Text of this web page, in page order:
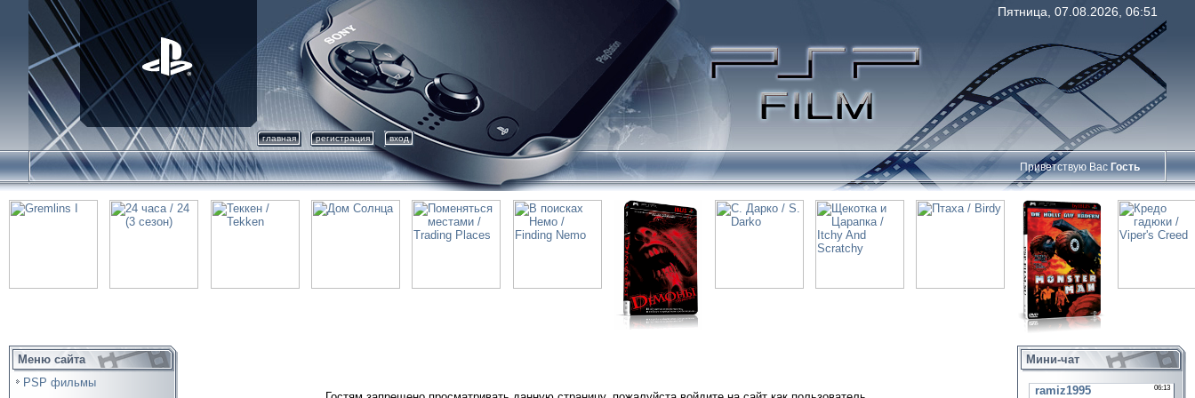
Пятница, 07.08.2026, 06:51
главная регистрация вход
Приветствую Вас Гость
Меню сайта
PSP фильмы
Мини-чат